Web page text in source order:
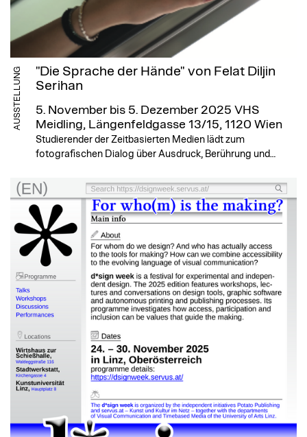
AUSSTELLUNG
"Die Sprache der Hände" von Felat Diljin
Serihan
5. November bis 5. Dezember 2025 VHS
Meidling, Längenfeldgasse 13/15, 1120 Wien
Studierender der Zeitbasierten Medien lädt zum
fotografischen Dialog über Ausdruck, Berührung und…